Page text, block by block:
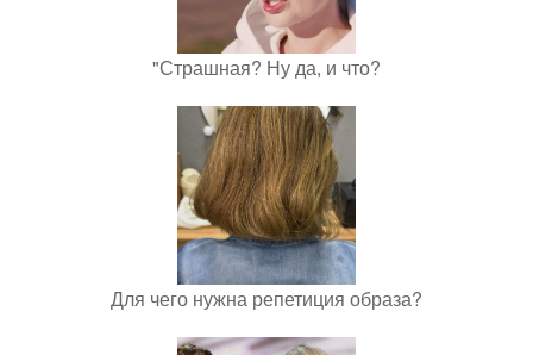
"Страшная? Ну да, и что?
Для чего нужна репетиция образа?